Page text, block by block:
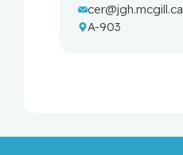
cer@jgh.mcgill.ca
A-903